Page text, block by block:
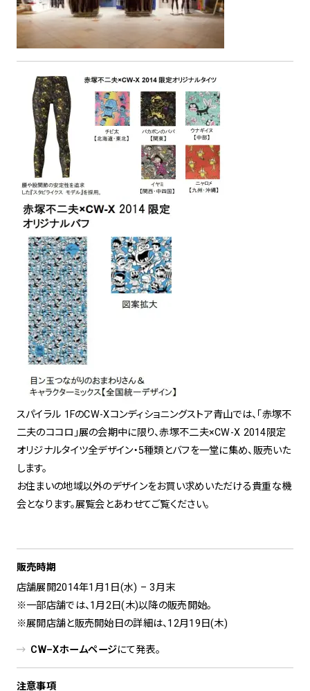
スパイラル 1FのCW-Xコンディショニングストア青山では、「赤塚不
二夫のココロ」展の会期中に限り、赤塚不二夫×CW-X 2014限定
オリジナルタイツ全デザイン・5種類とバフを一堂に集め、販売いた
します。
お住まいの地域以外のデザインをお買い求めいただける貴重な機
会となります。展覧会とあわせてご覧ください。
販売時期
店舗展開2014年1月1日(水) – 3月末
※一部店舗では、1月2日(木)以降の販売開始。
※展開店舗と販売開始日の詳細は、12月19日(木)
CW–Xホームページにて発表。
注意事項